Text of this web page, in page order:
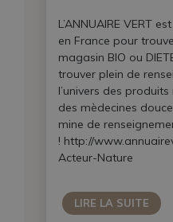
L’ANNUAIRE VERT
en France pour
magasin BIO ou
trouver plein de
l’univers des
des mèdecines
mine de
! http://
Acteur-Nature
LIRE LA SUITE